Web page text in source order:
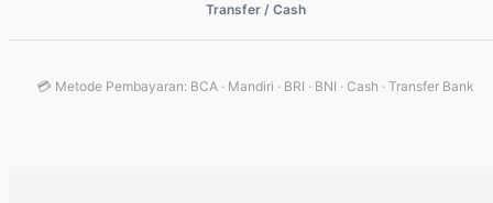
Transfer / Cash
💳 Metode Pembayaran: BCA · Mandiri · BRI · BNI · Cash · Transfer Bank